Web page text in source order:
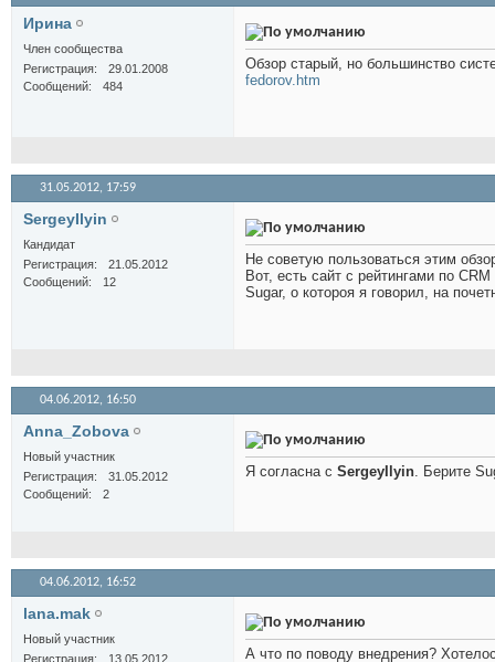
Иринa
Член сообщества
Регистрация
29.01.2008
Сообщений
484
Обзор старый, но большинство
fedorov.htm
31.05.2012, 17:59
SergeyIlyin
Кандидат
Регистрация
21.05.2012
Сообщений
12
Не советую пользоваться этим
Вот, есть сайт с рейтингами по
Sugar, о котороя я говорил, на
04.06.2012, 16:50
Anna_Zobova
Новый участник
Регистрация
31.05.2012
Сообщений
2
Я согласна с SergeyIlyin. Берите
04.06.2012, 16:52
lana.mak
Новый участник
Регистрация
13.05.2012 А что по поводу внедрения?